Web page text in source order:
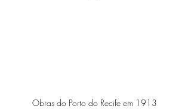
Obras do Porto do Recife em 1913